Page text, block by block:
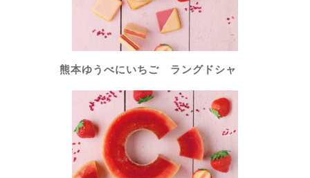
熊本ゆうべにいちご ラングドシャ